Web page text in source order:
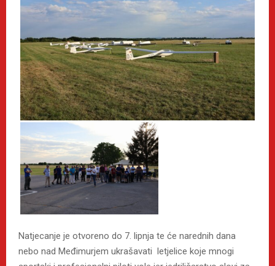
Natjecanje je otvoreno do 7. lipnja te će narednih dana
nebo nad Međimurjem ukrašavati letjelice koje mnogi